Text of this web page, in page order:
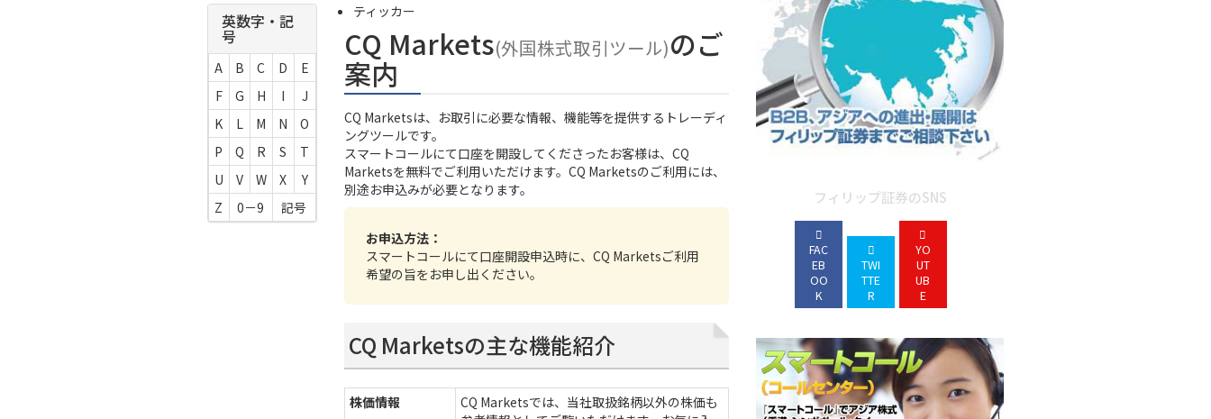
ティッカー
CQ Markets(外国株式取引ツール)のご
案内
CQ Marketsは、お取引に必要な情報、機能等を提供するトレーディ
ングツールです。
スマートコールにて口座を開設してくださったお客様は、CQ
Marketsを無料でご利用いただけます。CQ Marketsのご利用には、
別途お申込みが必要となります。
お申込方法：
スマートコールにて口座開設申込時に、CQ Marketsご利用
希望の旨をお申し出ください。
CQ Marketsの主な機能紹介
株価情報
CQ Marketsでは、当社取扱銘柄以外の株価も
英数字・記
号
A B C D
E
F
G H I
J
K
L M N
O
P
Q R S
T
U
V W X
Y
Z
0－9 記号
フィリップ証券のSNS
FAC
EB
OO
K
TWI
TTE
R
YO
UT
UB
E